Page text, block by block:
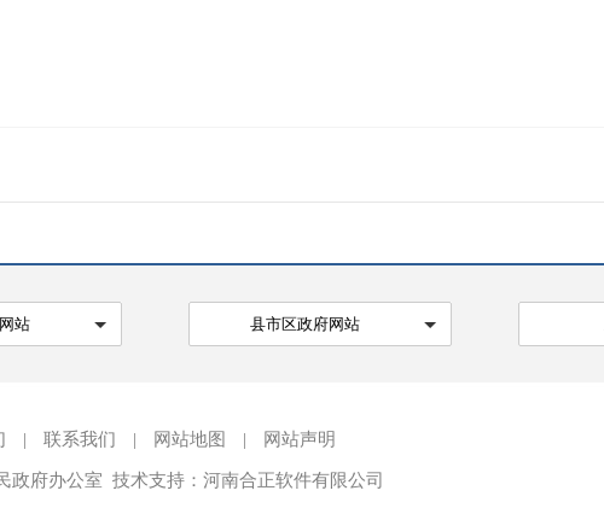
站 县市区政府网站
| 联系我们 | 网站地图 | 网站声明
政府办公室 技术支持：河南合正软件有限公司